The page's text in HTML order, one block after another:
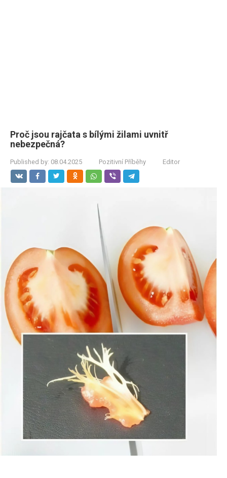
Proč jsou rajčata s bílými žilami uvnitř
nebezpečná?
Published by: 08.04.2025 Pozitivní Příběhy Editor